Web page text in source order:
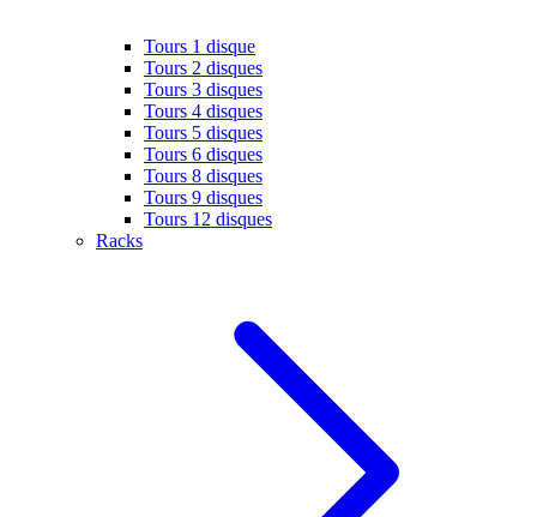
Tours 1 disque
Tours 2 disques
Tours 3 disques
Tours 4 disques
Tours 5 disques
Tours 6 disques
Tours 8 disques
Tours 9 disques
Tours 12 disques
Racks